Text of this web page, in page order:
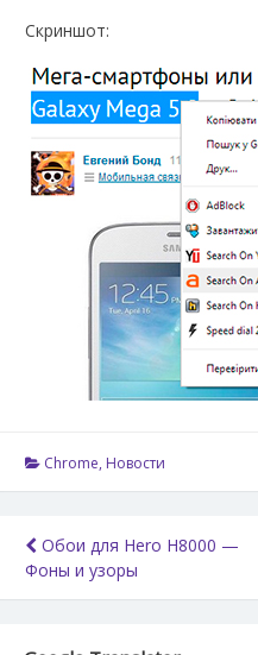
Скриншот:
Chrome, Новости
Навигация
по
Обои для Hero H8000 —
Фоны и узоры